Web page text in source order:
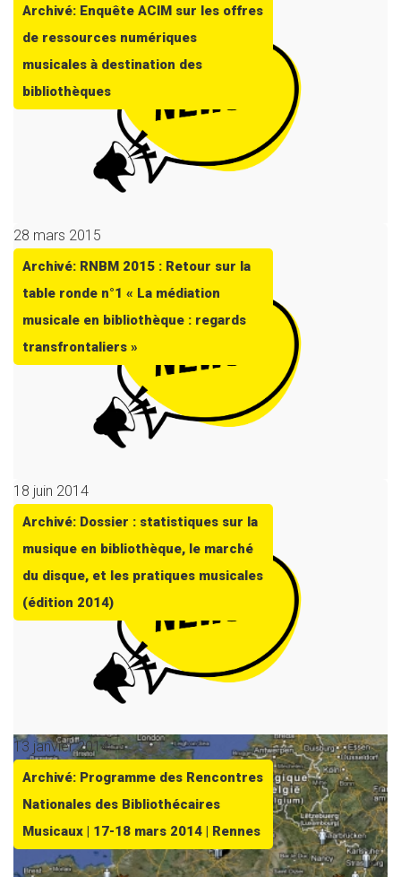
Archivé: Enquête ACIM sur les offres
de ressources numériques
musicales à destination des
bibliothèques
28 mars 2015
Archivé: RNBM 2015 : Retour sur la
table ronde n°1 « La médiation
musicale en bibliothèque : regards
transfrontaliers »
18 juin 2014
Archivé: Dossier : statistiques sur la
musique en bibliothèque, le marché
du disque, et les pratiques musicales
(édition 2014)
13 janvier 2014
Archivé: Programme des Rencontres
Nationales des Bibliothécaires
Musicaux | 17-18 mars 2014 | Rennes